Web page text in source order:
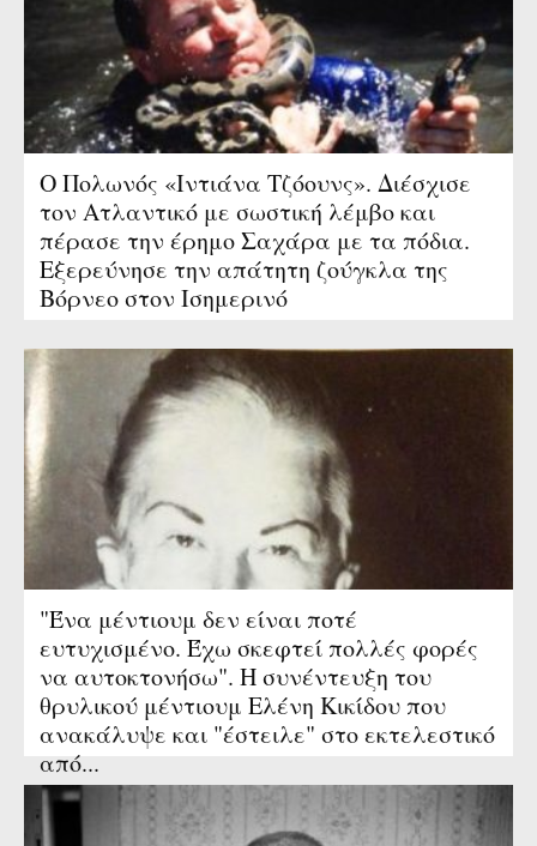
Ο Πολωνός «Ιντιάνα Τζόουνς». Διέσχισε
τον Ατλαντικό με σωστική λέμβο και
πέρασε την έρημο Σαχάρα με τα πόδια.
Εξερεύνησε την απάτητη ζούγκλα της
Βόρνεο στον Ισημερινό
"Ένα μέντιουμ δεν είναι ποτέ
ευτυχισμένο. Έχω σκεφτεί πολλές φορές
να αυτοκτονήσω". Η συνέντευξη του
θρυλικού μέντιουμ Ελένη Κικίδου που
ανακάλυψε και "έστειλε" στο εκτελεστικό
από...